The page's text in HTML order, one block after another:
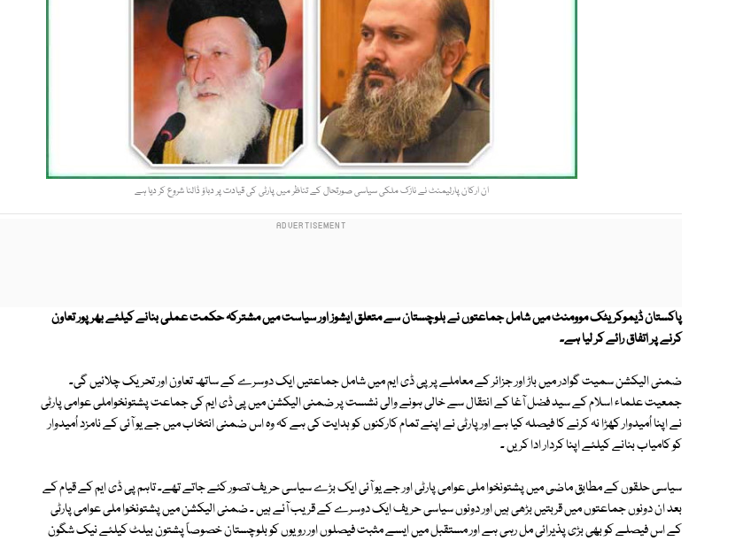
ان ارکان پارلیمنٹ نے نازک ملکی سیاسی صورتحال کے تناظر میں پارٹی کی قیادت پر دباؤ ڈالنا شروع کر دیا ہے
پاکستان ڈیموکریٹک موومنٹ میں شامل جماعتوں نے بلوچستان سے متعلق ایشوز اور سیاست میں مشترکہ حکمت عملی بنانے کیلئے بھرپور تعاون
کرنے پر اتفاق رائے کر لیا ہے۔
ضمنی الیکشن سمیت گوادر میں باڑ اور جزائر کے معاملے پر پی ڈی ایم میں شامل جماعتیں ایک دوسرے کے ساتھ تعاون اور تحریک چلائیں گی۔
جمعیت علماء اسلام کے سید فضل آغا کے انتقال سے خالی ہونے والی نشست پر ضمنی الیکشن میں پی ڈی ایم کی جماعت پشتونخواملی عوامی پارٹی
نے اپنا اُمیدوار کھڑا نہ کرنے کا فیصلہ کیا ہے اور پارٹی نے اپنے تمام کارکنوں کو ہدایت کی ہے کہ وہ اس ضمنی انتخاب میں جے یو آئی کے نامزد اُمیدوار
کو کامیاب بنانے کیلئے اپنا کردار ادا کریں ۔
سیاسی حلقوں کے مطابق ماضی میں پشتونخوا ملی عوامی پارٹی اور جے یو آئی ایک بڑے سیاسی حریف تصور کئے جاتے تھے۔ تاہم پی ڈی ایم کے قیام کے
بعد ان دونوں جماعتوں میں قربتیں بڑھی ہیں اور دونوں سیاسی حریف ایک دوسرے کے قریب آئے ہیں ۔ ضمنی الیکشن میں پشتونخوا ملی عوامی پارٹی
کے اس فیصلے کو بھی بڑی پذیرائی مل رہی ہے اور مستقبل میں ایسے مثبت فیصلوں اور رویوں کو بلوچستان خصوصاً پشتون بیلٹ کیلئے نیک شگون